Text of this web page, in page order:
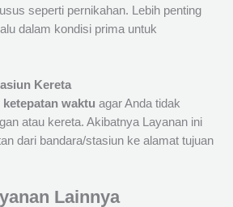
seperti pernikahan. Lebih penting
dalam kondisi prima untuk
Kereta
ketepatan waktu agar Anda tidak
atau kereta. Akibatnya Layanan ini
dari bandara/stasiun ke alamat tujuan
Lainnya